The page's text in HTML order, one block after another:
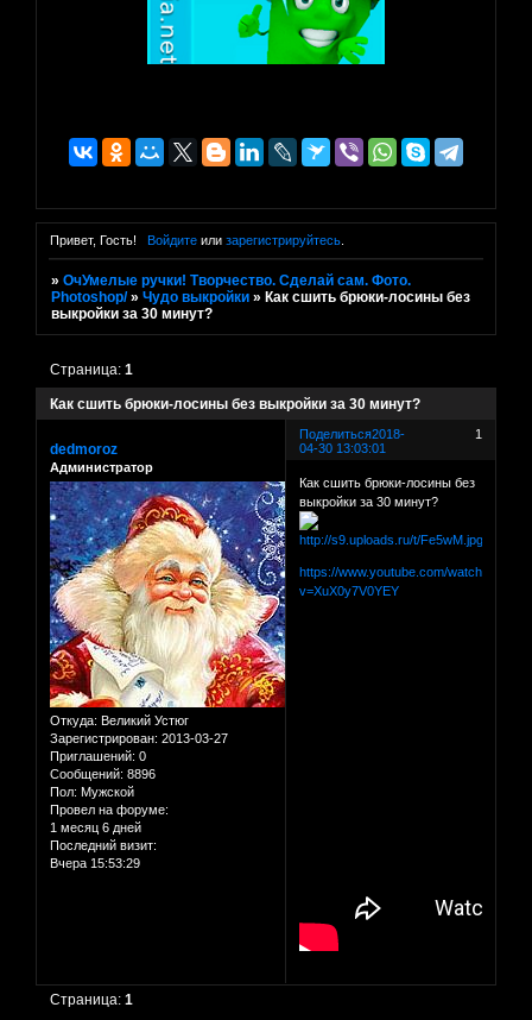
Привет, Гость! Войдитеили зарегистрируйтесь.
»ОчУмелые ручки! Творчество. Сделай сам. Фото.
Photoshop/ »Чудо выкройки » Как сшить брюки-лосины без
выкройки за 30 минут?
Как сшить брюки-лосины без выкройки за 30 минут?
Страница:1
Поделиться 1
2018-
04-30 13:03:01
dedmoroz
Администратор
Откуда: Великий Устюг
Зарегистрирован: 2013-03-27
Приглашений: 0
Сообщений: 8896
Пол: Мужской
Провел на форуме:
1 месяц 6 дней
Последний визит:
Вчера 15:53:29
Как сшить брюки-лосины без
выкройки за 30 минут?
https://www.youtube.com/watch?
v=XuX0y7V0YEY
Страница:1